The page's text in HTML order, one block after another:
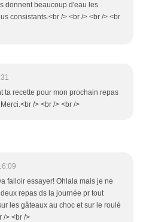
donnent beaucoup d'eau les
consistants.<br /> <br /> <br /> <br
ta recette pour mon prochain repas
/> <br /> <br />
falloir essayer! Ohlala mais je ne
repas ds la journée pr tout
les gâteaux au choc et sur le roulé
/> <br />